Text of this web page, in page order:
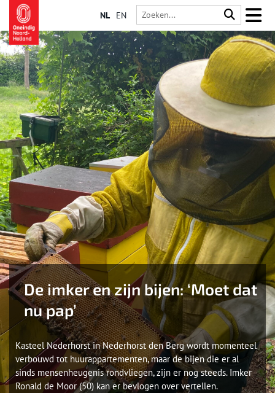
NL EN
De imker en zijn bijen: ‘Moet dat
nu pap’
Kasteel Nederhorst in Nederhorst den Berg wordt momenteel
verbouwd tot huurappartementen, maar de bijen die er al
sinds mensenheugenis rondvliegen, zijn er nog steeds. Imker
Ronald de Moor (50) kan er bevlogen over vertellen.